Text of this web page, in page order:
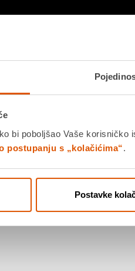
bi poboljšao Vaše
postupanju s „kolačićima“.
Postavke